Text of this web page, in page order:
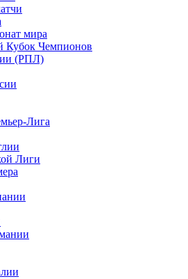
мира
Кубок Чемпионов
(РПЛ)
Лига
Лиги